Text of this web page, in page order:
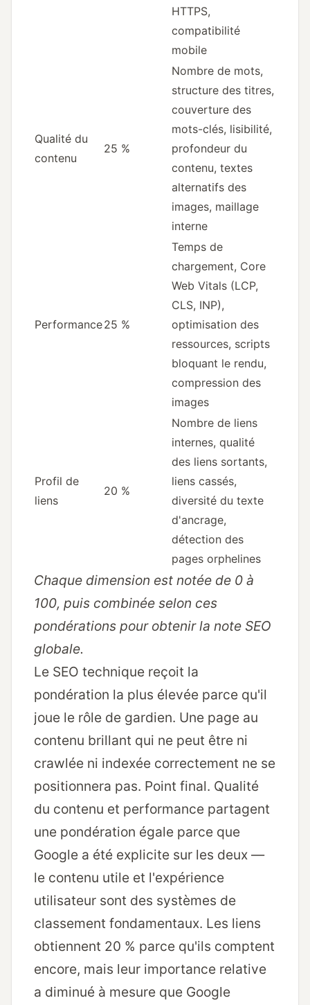
HTTPS,
compatibilité
mobile
Qualité du
contenu
25 %
Nombre de mots,
structure des titres,
couverture des
mots-clés, lisibilité,
profondeur du
contenu, textes
alternatifs des
images, maillage
interne
Performance25 %
Temps de
chargement, Core
Web Vitals (LCP,
CLS, INP),
optimisation des
ressources, scripts
bloquant le rendu,
compression des
images
Profil de
liens
20 %
Nombre de liens
internes, qualité
des liens sortants,
liens cassés,
diversité du texte
d'ancrage,
détection des
pages orphelines
Chaque dimension est notée de 0 à
100, puis combinée selon ces
pondérations pour obtenir la note SEO
globale.
Le SEO technique reçoit la
pondération la plus élevée parce qu'il
joue le rôle de gardien. Une page au
contenu brillant qui ne peut être ni
crawlée ni indexée correctement ne se
positionnera pas. Point final. Qualité
du contenu et performance partagent
une pondération égale parce que
Google a été explicite sur les deux —
le contenu utile et l'expérience
utilisateur sont des systèmes de
classement fondamentaux. Les liens
obtiennent 20 % parce qu'ils comptent
encore, mais leur importance relative
a diminué à mesure que Google